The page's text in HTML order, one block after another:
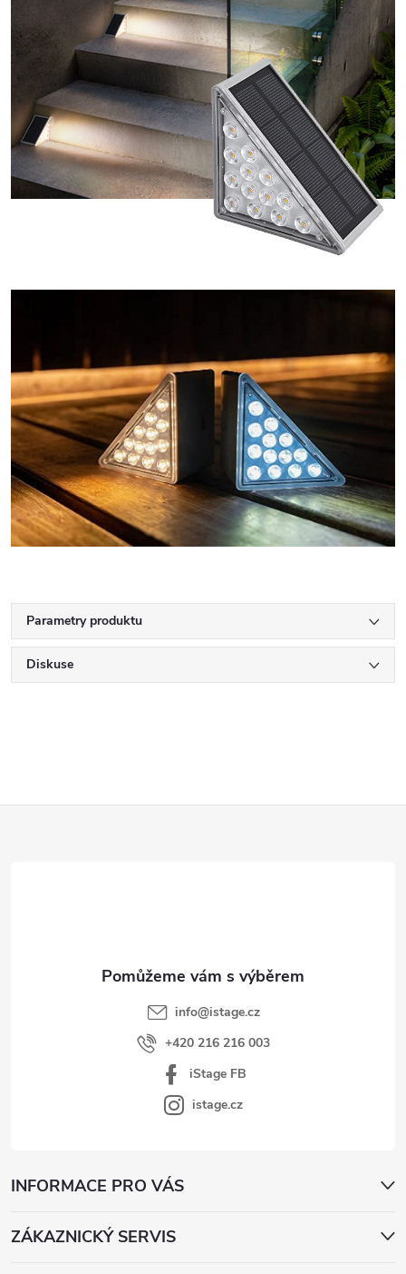
Parametry produktu
Diskuse
info@istage.cz
+420 216 216 003
iStage FB
istage.cz
INFORMACE PRO VÁS
ZÁKAZNICKÝ SERVIS